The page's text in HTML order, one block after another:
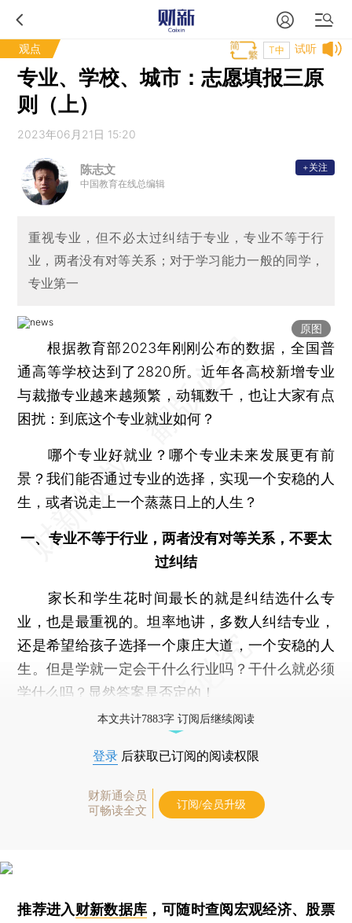
观点 试听
T中
专业、学校、城市：志愿填报三原
则（上）
2023年06月21日 15:20
陈志文
中国教育在线总编辑
+关注
重视专业，但不必太过纠结于专业，专业不等于行
业，两者没有对等关系；对于学习能力一般的同学，
专业第一
原图
根据教育部2023年刚刚公布的数据，全国普
通高等学校达到了2820所。近年各高校新增专业
与裁撤专业越来越频繁，动辄数千，也让大家有点
困扰：到底这个专业就业如何？
哪个专业好就业？哪个专业未来发展更有前
景？我们能否通过专业的选择，实现一个安稳的人
生，或者说走上一个蒸蒸日上的人生？
一、专业不等于行业，两者没有对等关系，不要太
过纠结
家长和学生花时间最长的就是纠结选什么专
业，也是最重视的。坦率地讲，多数人纠结专业，
还是希望给孩子选择一个康庄大道，一个安稳的人
生。但是学就一定会干什么行业吗？干什么就必须
学什么吗？显然答案是否定的！
本文共计7883字 订阅后继续阅读
登录 后获取已订阅的阅读权限
财新通会员
可畅读全文
订阅/会员升级
推荐进入财新数据库 ，可随时查阅宏观经济、股票